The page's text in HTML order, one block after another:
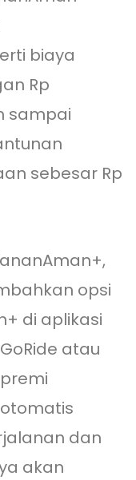
biaya
Rp
sampai
sebesar Rp
opsi
di aplikasi
atau
dan
akan